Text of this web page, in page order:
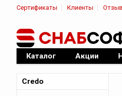
Сертификаты Клиенты
Официальный дилер ПО
Каталог Акции
Credo